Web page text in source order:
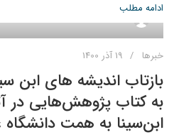
ادامه مطلب
admin
خبرها 19 آذر 1400
بازتاب اندیشه های ابن
به کتاب پژوهش‌هایی در
ابن‌سینا به همت دانشگاه